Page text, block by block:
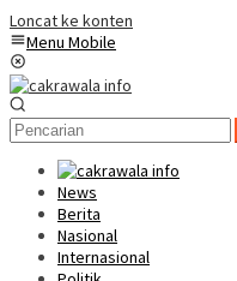
Loncat ke konten
Menu Mobile
News
Berita
Nasional
Internasional